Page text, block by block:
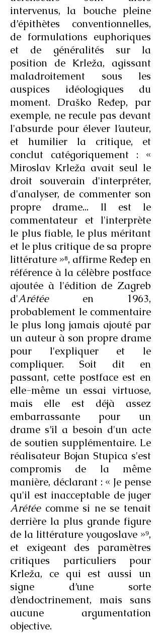
intervenus, la bouche pleine
d’épithètes conventionnelles,
de formulations euphoriques
et de généralités sur la
position de Krleža, agissant
maladroitement sous les
auspices idéologiques du
moment. Draško Ređep, par
exemple, ne recule pas devant
l'absurde pour élever l’auteur,
et humilier la critique, et
conclut catégoriquement : «
Miroslav Krleža avait seul le
droit souverain d'interpréter,
d'analyser, de commenter son
propre drame... Il est le
commentateur et l'interprète
le plus fiable, le plus méritant
et le plus critique de sa propre
littérature »⁸, affirme Ređep en
référence à la célèbre postface
ajoutée à l'édition de Zagreb
d'Arétéeen 1963,
probablement le commentaire
le plus long jamais ajouté par
un auteur à son propre drame
pour l'expliquer et le
compliquer. Soit dit en
passant, cette postface est en
elle-même un essai virtuose,
mais elle est déjà assez
embarrassante pour un
drame s’il a besoin d'un acte
de soutien supplémentaire. Le
réalisateur Bojan Stupica s'est
compromis de la même
manière, déclarant : « Je pense
qu'il est inacceptable de juger
Arétée comme si ne se tenait
derrière la plus grande figure
de la littérature yougoslave »⁹,
et exigeant des paramètres
critiques particuliers pour
Krleža, ce qui est aussi un
signe d’une sorte
d’endoctrinement, mais sans
aucune argumentation
objective.